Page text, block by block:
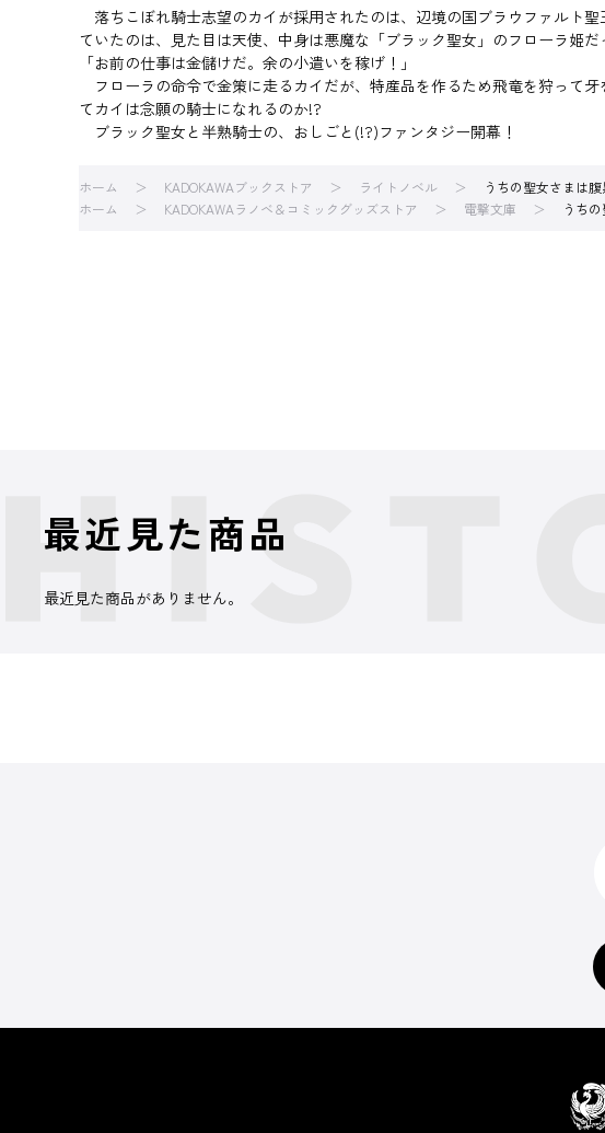
落ちこぼれ騎士志望のカイが採用されたのは、辺境の国ブラウファルト
ていたのは、見た目は天使、中身は悪魔な「ブラック聖女」のフローラ姫だ
「お前の仕事は金儲けだ。余の小遣いを稼げ！」
フローラの命令で金策に走るカイだが、特産品を作るため飛竜を狩って
てカイは念願の騎士になれるのか!?
ブラック聖女と半熟騎士の、おしごと(!?)ファンタジー開幕！
ホーム KADOKAWAブックストア ライトノベル
うちの聖女さまは腹
ホーム
KADOKAWAラノベ＆コミックグッズストア 電撃文庫 うち
最近見た商品
最近見た商品がありません。